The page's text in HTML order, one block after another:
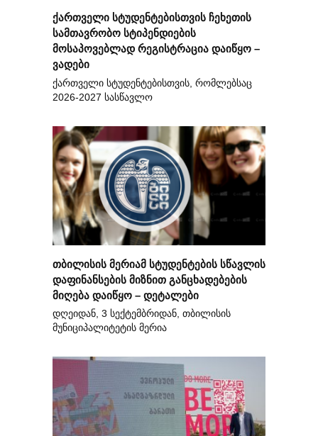
ქართველი სტუდენტებისთვის ჩეხეთის
სამთავრობო სტიპენდიების
მოსაპოვებლად რეგისტრაცია დაიწყო –
ვადები
ქართველი სტუდენტებისთვის, რომლებსაც
2026-2027 სასწავლო
თბილისის მერიამ სტუდენტების სწავლის
დაფინანსების მიზნით განცხადებების
მიღება დაიწყო – დეტალები
დღეიდან, 3 სექტემბრიდან, თბილისის
მუნიციპალიტეტის მერია